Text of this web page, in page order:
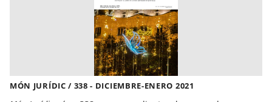
MÓN JURÍDIC / 338 - DICIEMBRE-ENERO 2021